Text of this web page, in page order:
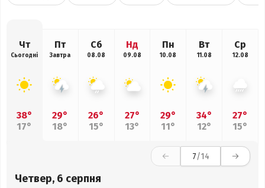
Чт
Сьогодні
38°
17°
Пт
Завтра
29°
18°
Сб
08.08
26°
15°
Нд
09.08
27°
13°
Пн
10.08
29°
11°
Вт
11.08
34°
12°
Ср
12.08
27°
15°
7/14
Четвер, 6 серпня